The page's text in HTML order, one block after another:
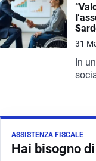
31
In
ASSISTENZA FISCALE
Hai bisogno